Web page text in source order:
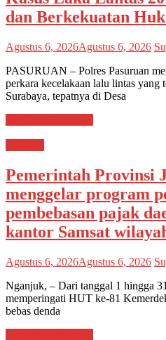
dan Berkekuatan
Agustus 6, 2026Agustus 6, 2026
PASURUAN – Polres Pasuruan
perkara kecelakaan lalu lintas yang
Surabaya, tepatnya di Desa
Pemerintah Provinsi
menggelar program
pembebasan pajak
kantor Samsat
Agustus 6, 2026Agustus 6, 2026
Nganjuk, – Dari tanggal 1 hingga
memperingati HUT ke-81
bebas denda